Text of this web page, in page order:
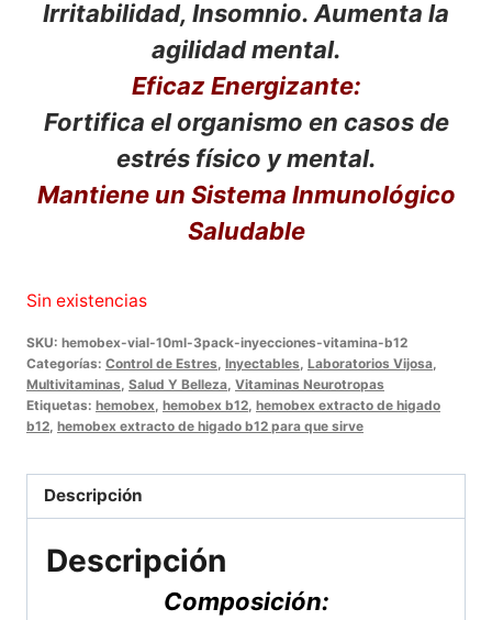
Irritabilidad, Insomnio. Aumenta la
agilidad mental.
Eficaz Energizante:
Fortifica el organismo en casos de
estrés físico y mental.
Mantiene un Sistema Inmunológico
Saludable
Sin existencias
SKU: hemobex-vial-10ml-3pack-inyecciones-vitamina-b12
Categorías: Control de Estres Inyectables Laboratorios Vijosa
Multivitaminas Salud Y Belleza Vitaminas Neurotropas
Etiquetas: hemobex hemobex b12 hemobex extracto de higado
b12 hemobex extracto de higado b12 para que sirve
Descripción
Descripción
Composición: